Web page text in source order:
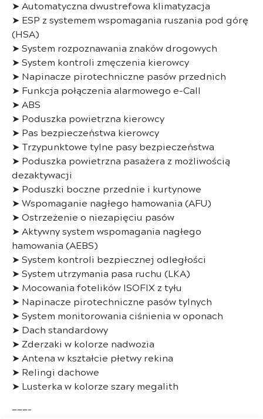
➤ Automatyczna dwustrefowa klimatyzacja
➤ ESP z systemem wspomagania ruszania pod górę
(HSA)
➤ System rozpoznawania znaków drogowych
➤ System kontroli zmęczenia kierowcy
➤ Napinacze pirotechniczne pasów przednich
➤ Funkcja połączenia alarmowego e-Call
➤ ABS
➤ Poduszka powietrzna kierowcy
➤ Pas bezpieczeństwa kierowcy
➤ Trzypunktowe tylne pasy bezpieczeństwa
➤ Poduszka powietrzna pasażera z możliwością
dezaktywacji
➤ Poduszki boczne przednie i kurtynowe
➤ Wspomaganie nagłego hamowania (AFU)
➤ Ostrzeżenie o niezapięciu pasów
➤ Aktywny system wspomagania nagłego
hamowania (AEBS)
➤ System kontroli bezpiecznej odległości
➤ System utrzymania pasa ruchu (LKA)
➤ Mocowania fotelików ISOFIX z tyłu
➤ Napinacze pirotechniczne pasów tylnych
➤ System monitorowania ciśnienia w oponach
➤ Dach standardowy
➤ Zderzaki w kolorze nadwozia
➤ Antena w kształcie płetwy rekina
➤ Relingi dachowe
➤ Lusterka w kolorze szary megalith
———-